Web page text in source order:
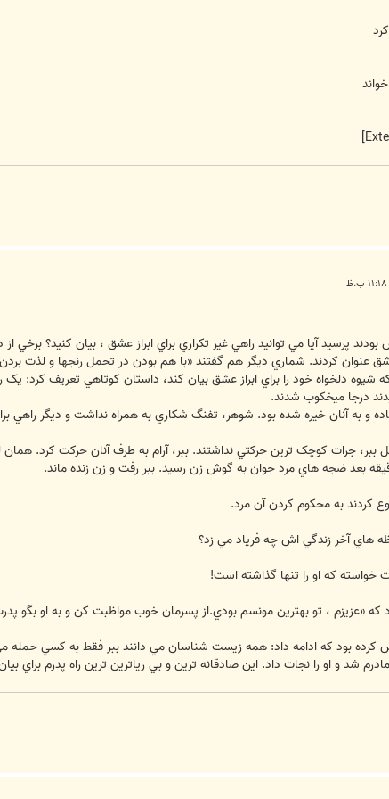
بودند پرسيد آيا مي توانيد راهي غير تکراري براي ابراز عشق ، بيان کنيد؟
عنوان کردند. شماري ديگر هم گفتند «با هم بودن در تحمل رنجها و لذت
شيوه دلخواه خود را براي ابراز عشق بيان کند، داستان کوتاهي تعريف
درجا ميخکوب شدند.
و به آنان خيره شده بود. شوهر، تفنگ شکاري به همراه نداشت و ديگر راهي
ببر، جرات کوچک ترين حرکتي نداشتند. ببر، آرام به طرف آنان حرکت کرد.
بعد ضجه هاي مرد جوان به گوش زن رسيد. ببر رفت و زن زنده ماند.
کردند به محکوم کردن آن مرد.
هاي آخر زندگي اش چه فرياد مي زد؟
که او را تنها گذاشته است!
که «عزيزم ، تو بهترين مونسم بودي.از پسرمان خوب مواظبت کن و به او بگو
بود که ادامه داد: همه زيست شناسان مي دانند ببر فقط به کسي حمله
شد و او را نجات داد. اين صادقانه ترين و بي رياترين ترين راه پدرم براي